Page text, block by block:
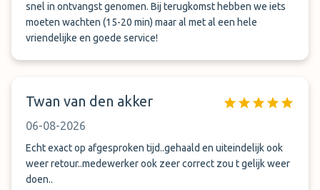
snel in ontvangst genomen. Bij terugkomst hebben we iets
moeten wachten (15-20 min) maar al met al een hele
vriendelijke en goede service!
Twan van den akker
06-08-2026
Echt exact op afgesproken tijd..gehaald en uiteindelijk ook
weer retour..medewerker ook zeer correct zou t gelijk weer
doen..